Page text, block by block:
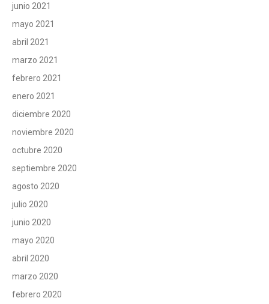
junio 2021
mayo 2021
abril 2021
marzo 2021
febrero 2021
enero 2021
diciembre 2020
noviembre 2020
octubre 2020
septiembre 2020
agosto 2020
julio 2020
junio 2020
mayo 2020
abril 2020
marzo 2020
febrero 2020